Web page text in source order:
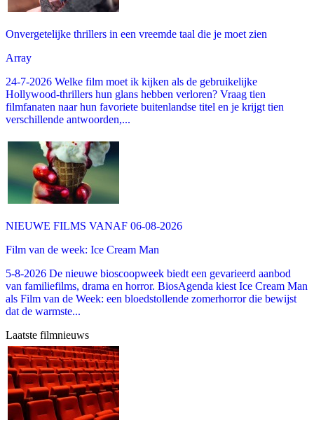
Onvergetelijke thrillers in een vreemde taal die je moet zien
Array
24-7-2026 Welke film moet ik kijken als de gebruikelijke
Hollywood-thrillers hun glans hebben verloren? Vraag tien
filmfanaten naar hun favoriete buitenlandse titel en je krijgt tien
verschillende antwoorden,...
NIEUWE FILMS VANAF 06-08-2026
Film van de week: Ice Cream Man
5-8-2026 De nieuwe bioscoopweek biedt een gevarieerd aanbod
van familiefilms, drama en horror. BiosAgenda kiest Ice Cream Man
als Film van de Week: een bloedstollende zomerhorror die bewijst
dat de warmste...
Laatste filmnieuws